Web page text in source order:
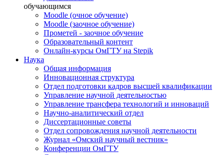
обучающимся
Moodle (очное обучение)
Moodle (заочное обучение)
Прометей - заочное обучение
Образовательный контент
Онлайн-курсы ОмГТУ на Stepik
Наука
Общая информация
Инновационная структура
Отдел подготовки кадров высшей квалификации
Управление научной деятельностью
Управление трансфера технологий и инноваций
Научно-аналитический отдел
Диссертационные советы
Отдел сопровождения научной деятельности
Журнал «Омский научный вестник»
Конференции ОмГТУ